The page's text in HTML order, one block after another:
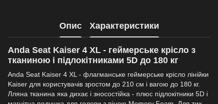
Опис Характеристики
Anda Seat Kaiser 4 XL - геймерське крісло з
тканиною і підлокітниками 5D до 180 кг
Anda Seat Kaiser 4 XL - флагманське геймерське крісло лінійки
Kaiser для користувачів зростом до 210 см і вагою до 180 кг.
Лляна тканина яка дихає і зносостійка - плюс підлокітники 5D і